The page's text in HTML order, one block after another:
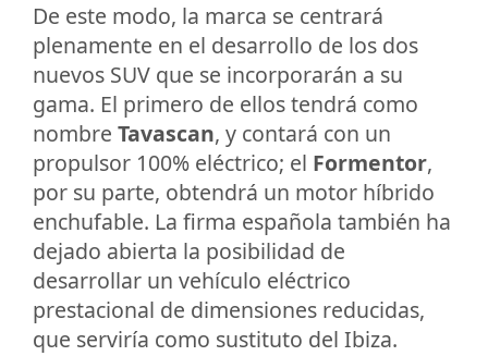
De este modo, la marca se centrará
plenamente en el desarrollo de los dos
nuevos SUV que se incorporarán a su
gama. El primero de ellos tendrá como
nombre Tavascan, y contará con un
propulsor 100% eléctrico; el Formentor,
por su parte, obtendrá un motor híbrido
enchufable. La firma española también ha
dejado abierta la posibilidad de
desarrollar un vehículo eléctrico
prestacional de dimensiones reducidas,
que serviría como sustituto del Ibiza.